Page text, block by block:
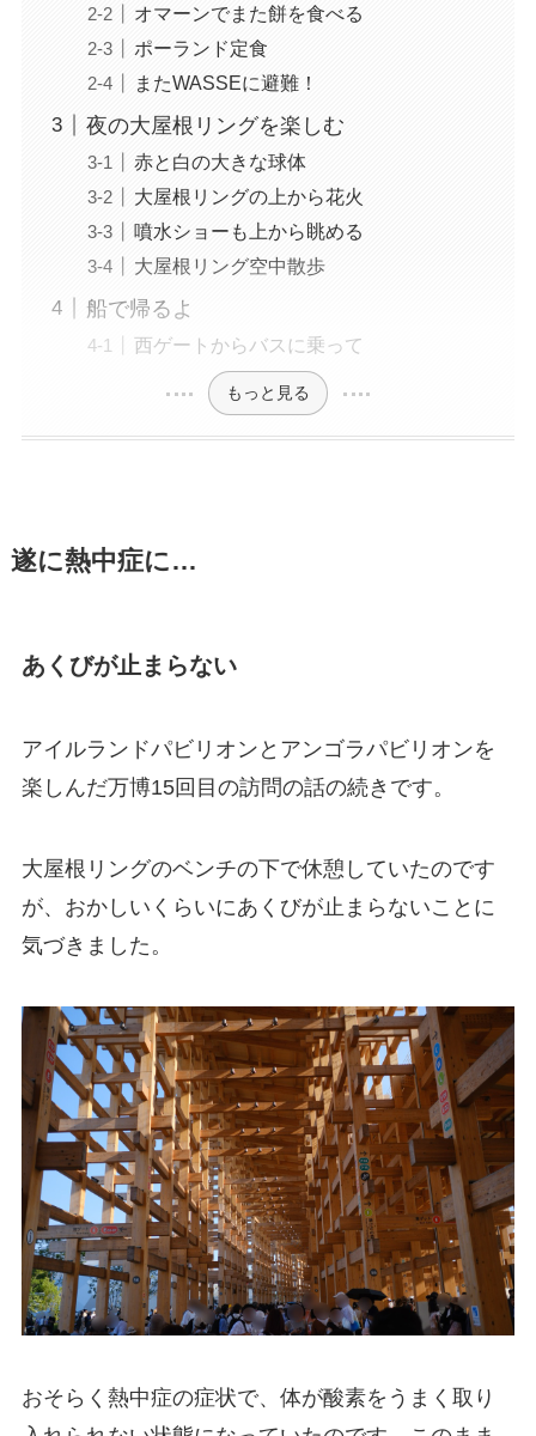
オマーンでまた餅を食べる
ポーランド定食
またWASSEに避難！
夜の大屋根リングを楽しむ
赤と白の大きな球体
大屋根リングの上から花火
噴水ショーも上から眺める
大屋根リング空中散歩
船で帰るよ
西ゲートからバスに乗って
もっと見る
遂に熱中症に…
あくびが止まらない
アイルランドパビリオンとアンゴラパビリオンを
楽しんだ万博15回目の訪問の話の続きです。
大屋根リングのベンチの下で休憩していたのです
が、おかしいくらいにあくびが止まらないことに
気づきました。
おそらく熱中症の症状で、体が酸素をうまく取り